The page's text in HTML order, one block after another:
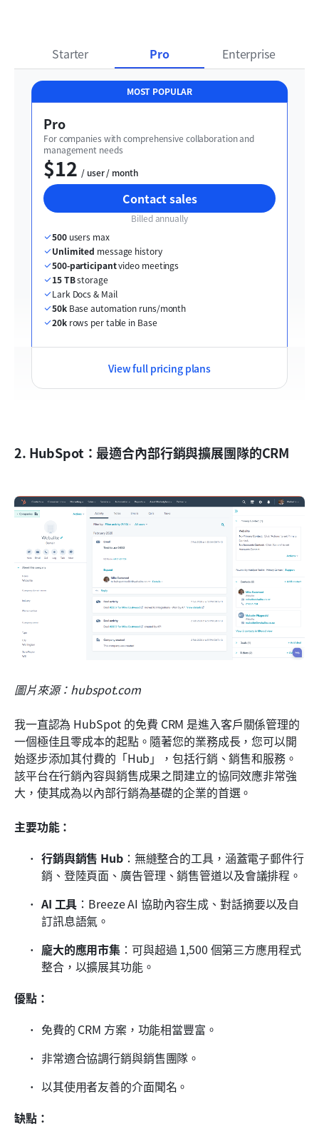
Starter Pro Enterprise
MOST POPULAR
Pro
For companies with comprehensive collaboration and
management needs
$12
  / user / month
Contact sales
Billed annually
500 users max
Unlimited message history
500-participant video meetings
15 TB storage
Lark Docs & Mail
50k Base automation runs/month
20k rows per table in Base
View full pricing plans
2. HubSpot：最適合內部行銷與擴展團隊的CRM
圖片來源：hubspot.com
我一直認為 HubSpot 的免費 CRM 是進入客戶關係管理的
一個極佳且零成本的起點。隨著您的業務成長，您可以開
始逐步添加其付費的「Hub」，包括行銷、銷售和服務。
該平台在行銷內容與銷售成果之間建立的協同效應非常強
大，使其成為以內部行銷為基礎的企業的首選。
主要功能：
行銷與銷售 Hub：無縫整合的工具，涵蓋電子郵件行
銷、登陸頁面、廣告管理、銷售管道以及會議排程。
AI 工具 ：Breeze AI 協助內容生成、對話摘要以及自
訂訊息語氣。
龐大的應用市集 ：可與超過 1,500 個第三方應用程式
整合，以擴展其功能。
優點：
免費的 CRM 方案，功能相當豐富。
非常適合協調行銷與銷售團隊。
以其使用者友善的介面聞名。
缺點：